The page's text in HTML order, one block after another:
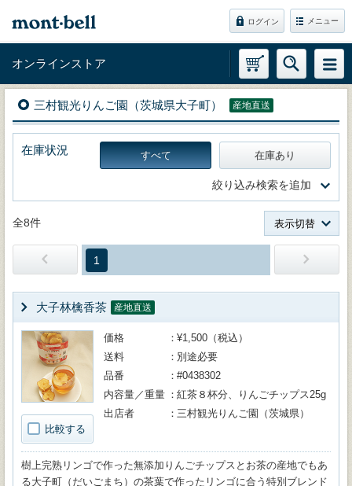
ログイン メニュー
オンラインストア
三村観光りんご園（茨城県大子町） 産地直送
在庫状況 すべて 在庫あり
絞り込み検索を追加
全8件 表示切替
1
大子林檎香茶 産地直送
比較する
価格
¥1,500（税込）
送料
別途必要
品番
#0438302
内容量／重量
紅茶８杯分、りんごチップス25g
出店者
三村観光りんご園（茨城県）
樹上完熟リンゴで作った無添加りんごチップスとお茶の産地でもあ
る大子町（だいごまち）の茶葉で作ったリンゴに合う特別ブレンド